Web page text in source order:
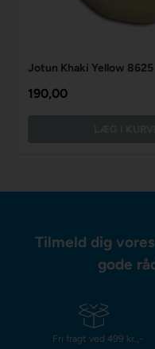
Jotun Khaki Yellow 8625
190,00
Tilmeld dig
gode
Fri fragt ved 499 kr.,-